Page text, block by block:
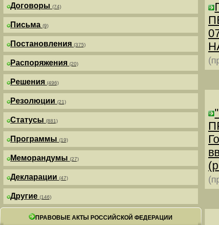
Договоры (74)
Письма (9)
Постановления (375)
Распоряжения (20)
Решения (496)
Резолюции (21)
Статусы (881)
Программы (19)
Меморандумы (27)
Декларации (47)
Другие (146)
ПРАВОВЫЕ АКТЫ РОССИЙСКОЙ ФЕДЕРАЦИИ